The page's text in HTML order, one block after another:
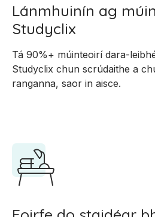
Lánmhuinín ag
Studyclix
Tá 90%+ múinteoirí dara-
Studyclix chun scrúdaithe a
ranganna, saor in aisce.